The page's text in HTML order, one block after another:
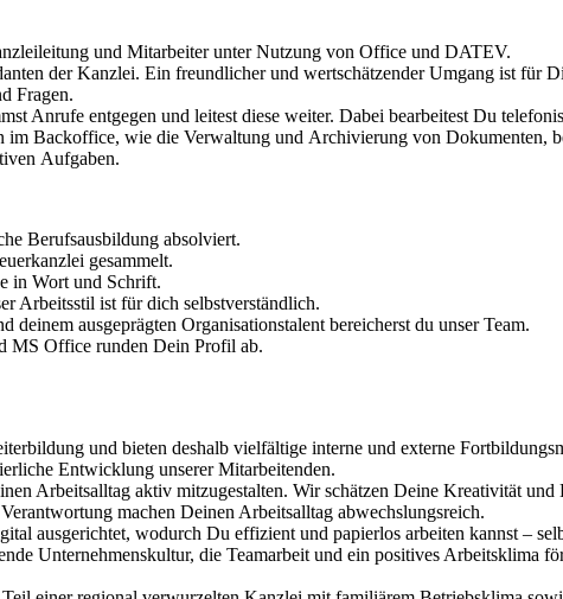
und Mitarbeiter unter Nutzung von Office und DATEV.
der Kanzlei. Ein freundlicher und wertschätzender Umgang ist für
Fragen.
Anrufe entgegen und leitest diese weiter. Dabei bearbeitest Du
im Backoffice, wie die Verwaltung und Archivierung von Dokumenten,
Aufgaben.
Berufsausbildung absolviert.
gesammelt.
in Wort und Schrift.
Arbeitsstil ist für dich selbstverständlich.
deinem ausgeprägten Organisationstalent bereicherst du unser Team.
MS Office runden Dein Profil ab.
und bieten deshalb vielfältige interne und externe
Entwicklung unserer Mitarbeitenden.
Arbeitsalltag aktiv mitzugestalten. Wir schätzen Deine Kreativität
machen Deinen Arbeitsalltag abwechslungsreich.
ausgerichtet, wodurch Du effizient und papierlos arbeiten kannst –
Unternehmenskultur, die Teamarbeit und ein positives